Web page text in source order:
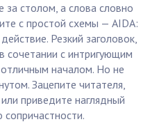
за столом, а слова словно
с простой схемы — AIDA:
Резкий заголовок,
сочетании с интригующим
началом. Но не
Зацепите читателя,
приведите наглядный